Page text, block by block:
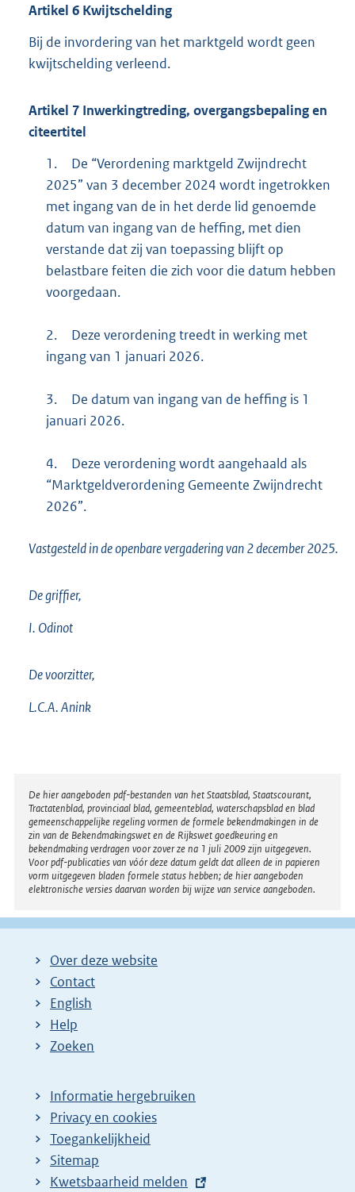
Artikel 6 Kwijtschelding
Bij de invordering van het marktgeld wordt geen
kwijtschelding verleend.
Artikel 7 Inwerkingtreding, overgangsbepaling en
citeertitel
1.
De “Verordening marktgeld Zwijndrecht
2025” van 3 december 2024 wordt ingetrokken
met ingang van de in het derde lid genoemde
datum van ingang van de heffing, met dien
verstande dat zij van toepassing blijft op
belastbare feiten die zich voor die datum hebben
voorgedaan.
2.
Deze verordening treedt in werking met
ingang van 1 januari 2026.
3.
De datum van ingang van de heffing is 1
januari 2026.
4.
Deze verordening wordt aangehaald als
“Marktgeldverordening Gemeente Zwijndrecht
2026”.
Vastgesteld in de openbare vergadering van 2 december 2025.
De griffier,
I. Odinot
De voorzitter,
L.C.A. Anink
Disclaimer
De hier aangeboden pdf-bestanden van het Staatsblad, Staatscourant,
Tractatenblad, provinciaal blad, gemeenteblad, waterschapsblad en blad
gemeenschappelijke regeling vormen de formele bekendmakingen in de
zin van de Bekendmakingswet en de Rijkswet goedkeuring en
bekendmaking verdragen voor zover ze na 1 juli 2009 zijn uitgegeven.
Voor pdf-publicaties van vóór deze datum geldt dat alleen de in papieren
vorm uitgegeven bladen formele status hebben; de hier aangeboden
elektronische versies daarvan worden bij wijze van service aangeboden.
Over deze website
Contact
English
Help
Zoeken
Informatie hergebruiken
Privacy en cookies
Toegankelijkheid
Sitemap
E
Kwetsbaarheid melden